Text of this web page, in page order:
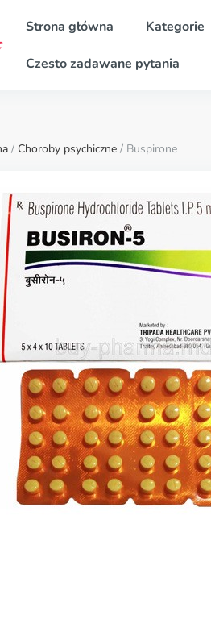
Strona główna Kategorie
Czesto zadawane pytania
/ Choroby psychiczne / Buspirone